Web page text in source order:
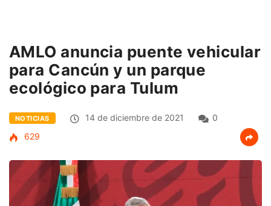
AMLO anuncia puente vehicular
para Cancún y un parque
ecológico para Tulum
NOTICIAS 14 de diciembre de 2021
0
629